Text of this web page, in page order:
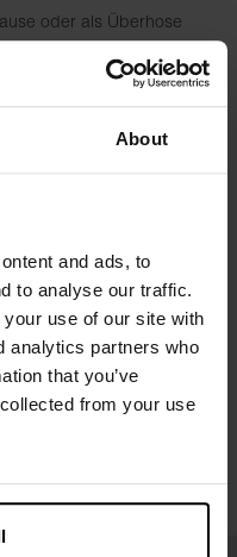
About
and ads, to
to analyse our traffic.
use of our site with
analytics partners who
that you’ve
from your use
oder als Überhose